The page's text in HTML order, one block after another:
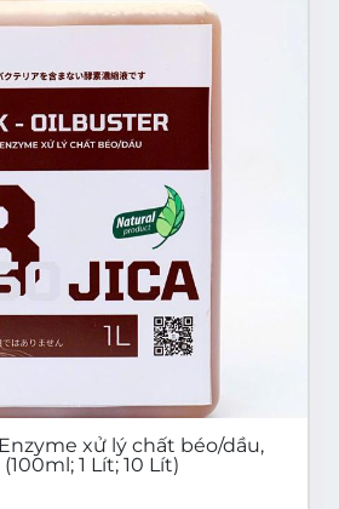
1 Lít; 10 Lít)